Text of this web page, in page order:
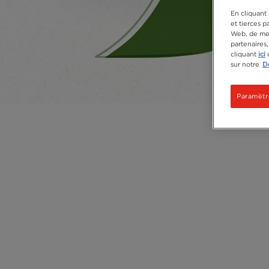
En cliquant
et tierces
Web, de
cliquant ici
sur notre